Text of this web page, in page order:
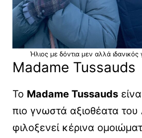
Ήλιος με δόντια μεν αλλά ιδανικός
Madame Tussauds
Το Madame Tussauds
πιο γνωστά αξιοθέατα του
φιλοξενεί κέρινα